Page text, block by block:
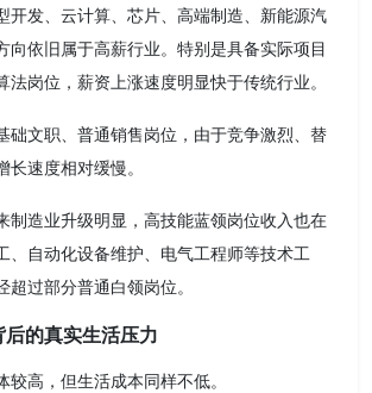
开发、云计算、芯片、高端制造、新能源汽
向依旧属于高薪行业。特别是具备实际项目
法岗位，薪资上涨速度明显快于传统行业。
础文职、普通销售岗位，由于竞争激烈、替
长速度相对缓慢。
制造业升级明显，高技能蓝领岗位收入也在
、自动化设备维护、电气工程师等技术工
超过部分普通白领岗位。
的真实生活压力
较高，但生活成本同样不低。